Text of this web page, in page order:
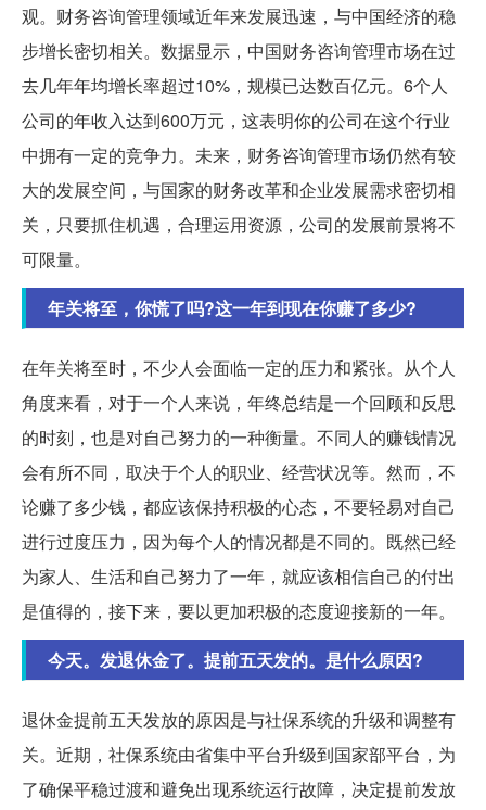
观。财务咨询管理领域近年来发展迅速，与中国经济的稳
步增长密切相关。数据显示，中国财务咨询管理市场在过
去几年年均增长率超过10%，规模已达数百亿元。6个人
公司的年收入达到600万元，这表明你的公司在这个行业
中拥有一定的竞争力。未来，财务咨询管理市场仍然有较
大的发展空间，与国家的财务改革和企业发展需求密切相
关，只要抓住机遇，合理运用资源，公司的发展前景将不
可限量。
年关将至，你慌了吗?这一年到现在你赚了多少?
在年关将至时，不少人会面临一定的压力和紧张。从个人
角度来看，对于一个人来说，年终总结是一个回顾和反思
的时刻，也是对自己努力的一种衡量。不同人的赚钱情况
会有所不同，取决于个人的职业、经营状况等。然而，不
论赚了多少钱，都应该保持积极的心态，不要轻易对自己
进行过度压力，因为每个人的情况都是不同的。既然已经
为家人、生活和自己努力了一年，就应该相信自己的付出
是值得的，接下来，要以更加积极的态度迎接新的一年。
今天。发退休金了。提前五天发的。是什么原因?
退休金提前五天发放的原因是与社保系统的升级和调整有
关。近期，社保系统由省集中平台升级到国家部平台，为
了确保平稳过渡和避免出现系统运行故障，决定提前发放